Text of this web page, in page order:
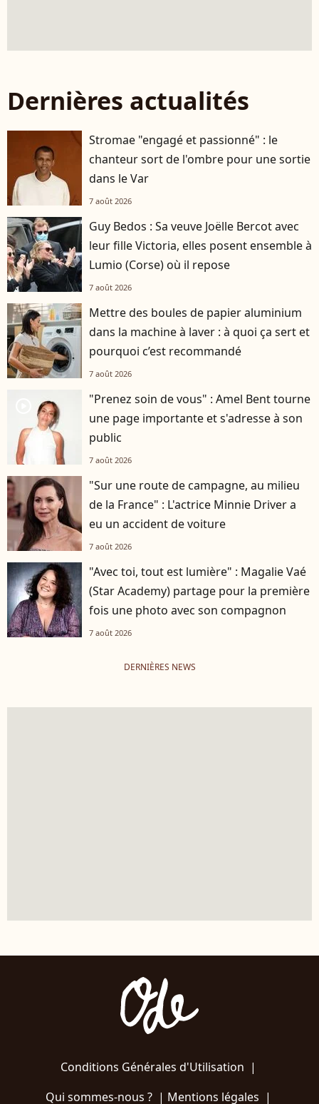
Dernières actualités
Stromae "engagé et passionné" : le
chanteur sort de l'ombre pour une sortie
dans le Var
7 août 2026
Guy Bedos : Sa veuve Joëlle Bercot avec
leur fille Victoria, elles posent ensemble à
Lumio (Corse) où il repose
7 août 2026
Mettre des boules de papier aluminium
dans la machine à laver : à quoi ça sert et
pourquoi c’est recommandé
7 août 2026
"Prenez soin de vous" : Amel Bent tourne
une page importante et s'adresse à son
public
7 août 2026
"Sur une route de campagne, au milieu
de la France" : L'actrice Minnie Driver a
eu un accident de voiture
7 août 2026
"Avec toi, tout est lumière" : Magalie Vaé
(Star Academy) partage pour la première
fois une photo avec son compagnon
7 août 2026
DERNIÈRES NEWS
Conditions Générales d'Utilisation |
Qui sommes-nous ?| Mentions légales |